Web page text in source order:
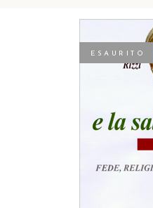
ESAURITO